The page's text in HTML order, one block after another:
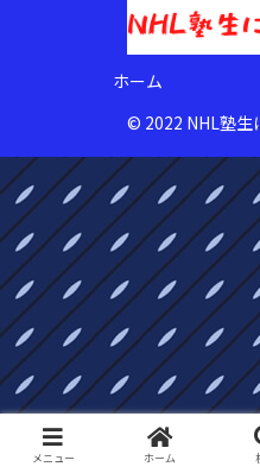
ホーム
© 2022 NHL塾生
メニュー ホーム